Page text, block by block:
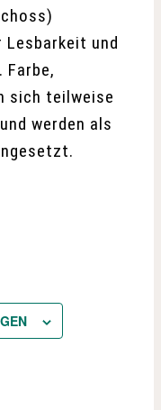
Lesbarkeit und
Farbe,
sich teilweise
werden als